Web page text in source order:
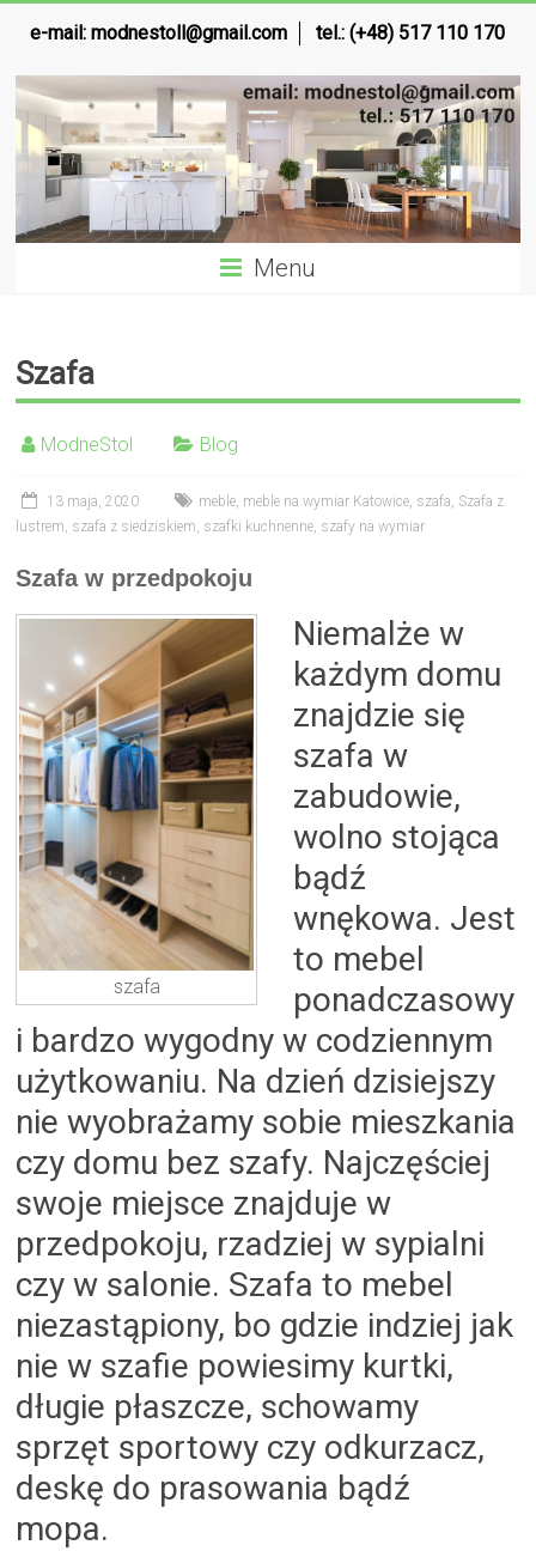
e-mail:modnestoll@gmail.com tel.: (+48) 517 110 170
Menu
Szafa
ModneStol Blog
13 maja, 2020 meble, meble na wymiar Katowice, szafa, Szafa z
lustrem, szafa z siedziskiem, szafki kuchnenne, szafy na wymiar
Szafa w przedpokoju
szafa
Niemalże w
każdym domu
znajdzie się
szafa w
zabudowie,
wolno stojąca
bądź
wnękowa. Jest
to mebel
ponadczasowy
i bardzo wygodny w codziennym
użytkowaniu. Na dzień dzisiejszy
nie wyobrażamy sobie mieszkania
czy domu bez szafy. Najczęściej
swoje miejsce znajduje w
przedpokoju, rzadziej w sypialni
czy w salonie. Szafa to mebel
niezastąpiony, bo gdzie indziej jak
nie w szafie powiesimy kurtki,
długie płaszcze, schowamy
sprzęt sportowy czy odkurzacz,
deskę do prasowania bądź
mopa.